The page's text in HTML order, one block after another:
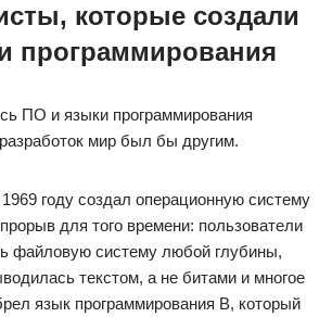
которые создали
программирования
ПО и языки программирования
мир был бы другим.
1969 году создал операционную систему
для того времени: пользователи
файловую систему любой глубины,
текстом, а не битами и многое
язык программирования B, который